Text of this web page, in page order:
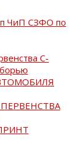
ЧиП СЗФО по
С-